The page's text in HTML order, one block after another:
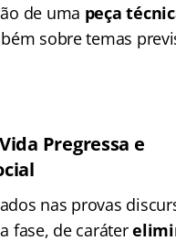
de uma peça
sobre temas
Pregressa e
nas provas
fase, de caráter